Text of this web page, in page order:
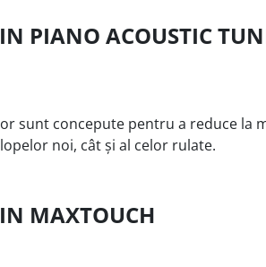
PIANO ACOUSTIC
sunt concepute pentru a reduce la
noi, cât și al celor rulate.
MAXTOUCH